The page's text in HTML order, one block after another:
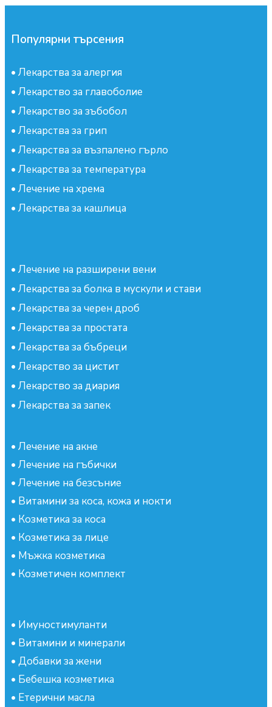
Популярни търсения
• Лекарства за алергия
• Лекарство за главоболие
• Лекарство за зъбобол
• Лекарства за грип
• Лекарства за възпалено гърло
• Лекарства за температура
• Лечение на хрема
• Лекарства за кашлица
• Лечение на разширени вени
• Лекарства за болка в мускули и стави
• Лекарства за черен дроб
• Лекарства за простата
• Лекарства за бъбреци
• Лекарство за цистит
• Лекарство за диария
• Лекарства за запек
• Лечение на акне
• Лечение на гъбички
• Лечение на безсъние
• Витамини за коса, кожа и нокти
• Козметика за коса
• Козметика за лице
• Мъжка козметика
• Козметичен комплект
• Имуностимуланти
• Витамини и минерали
• Добавки за жени
• Бебешка козметика
• Етерични масла